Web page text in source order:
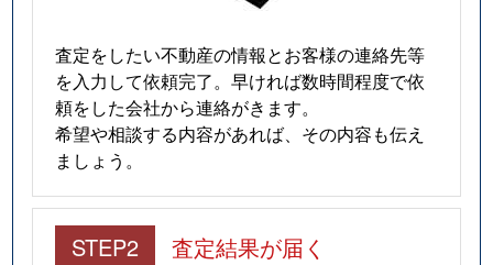
査定をしたい不動産の情報とお客様の連絡先等
を入力して依頼完了。早ければ数時間程度で依
頼をした会社から連絡がきます。
希望や相談する内容があれば、その内容も伝え
ましょう。
STEP2 査定結果が届く